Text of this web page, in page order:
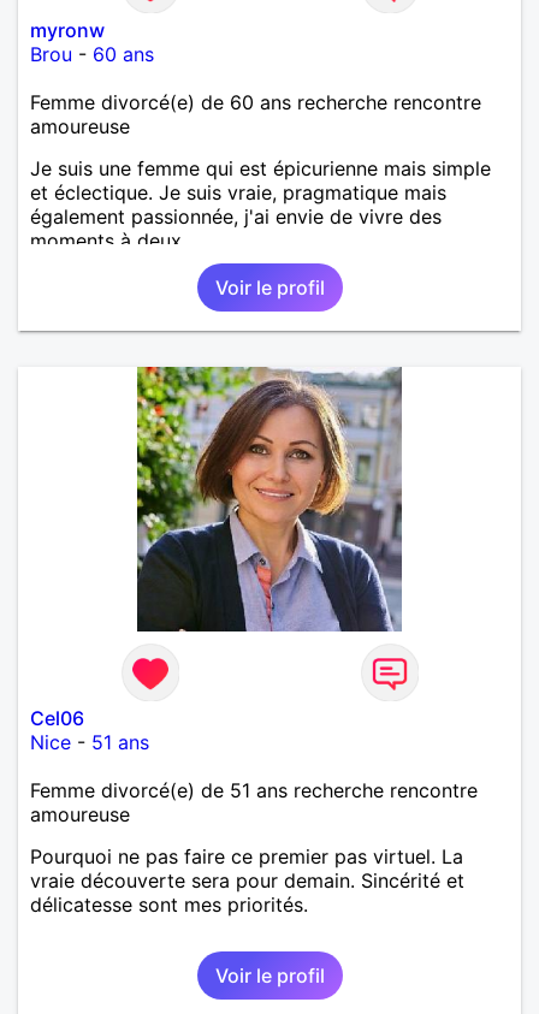
myronw
Brou - 60 ans
Femme divorcé(e) de 60 ans recherche rencontre
amoureuse
Je suis une femme qui est épicurienne mais simple
et éclectique. Je suis vraie, pragmatique mais
également passionnée, j'ai envie de vivre des
moments à deux.
Voir le profil
Cel06
Nice - 51 ans
Femme divorcé(e) de 51 ans recherche rencontre
amoureuse
Pourquoi ne pas faire ce premier pas virtuel. La
vraie découverte sera pour demain. Sincérité et
délicatesse sont mes priorités.
Voir le profil